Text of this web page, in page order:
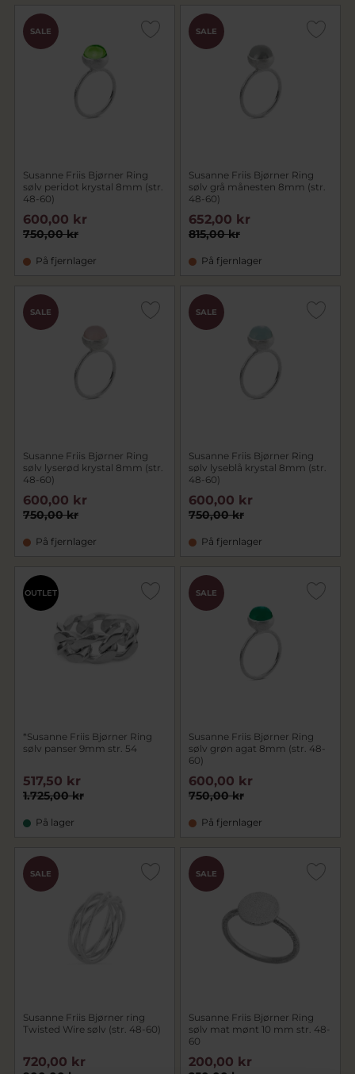
SALE
Susanne Friis Bjørner Ring
sølv peridot krystal 8mm (str.
48-60)
750,00 kr
600,00 kr
På fjernlager
SALE
Susanne Friis Bjørner Ring
sølv grå månesten 8mm (str.
48-60)
815,00 kr
652,00 kr
På fjernlager
SALE
Susanne Friis Bjørner Ring
sølv lyserød krystal 8mm (str.
48-60)
750,00 kr
600,00 kr
På fjernlager
SALE
Susanne Friis Bjørner Ring
sølv lyseblå krystal 8mm (str.
48-60)
750,00 kr
600,00 kr
På fjernlager
OUTLET
*Susanne Friis Bjørner Ring
sølv panser 9mm str. 54
1.725,00 kr
517,50 kr
På lager
SALE
Susanne Friis Bjørner Ring
sølv grøn agat 8mm (str. 48-
60)
750,00 kr
600,00 kr
På fjernlager
SALE
Susanne Friis Bjørner ring
Twisted Wire sølv (str. 48-60)
720,00 kr
SALE
Susanne Friis Bjørner Ring
sølv mat mønt 10 mm str. 48-
60
200,00 kr